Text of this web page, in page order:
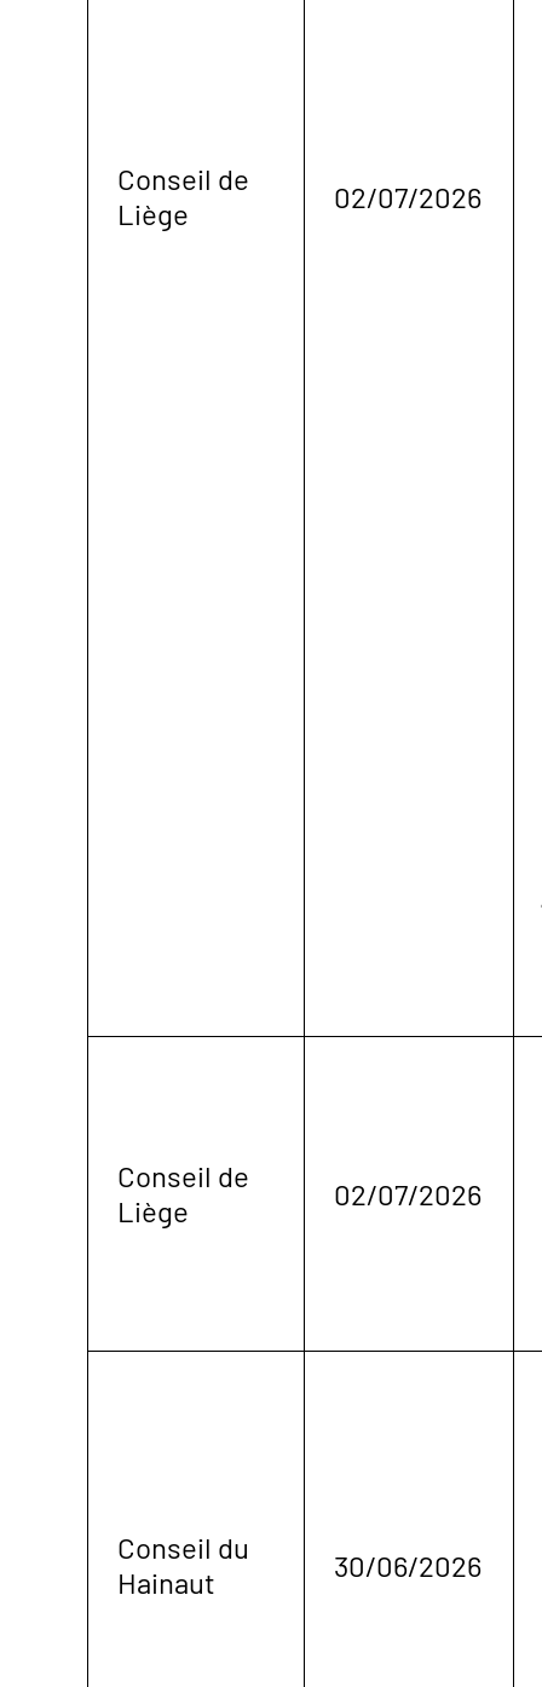
Conseil de
Liège
02/07/2026
Conseil de
Liège
02/07/2026
Conseil du
Hainaut
30/06/2026